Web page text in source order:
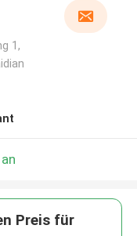
1,
Preis für